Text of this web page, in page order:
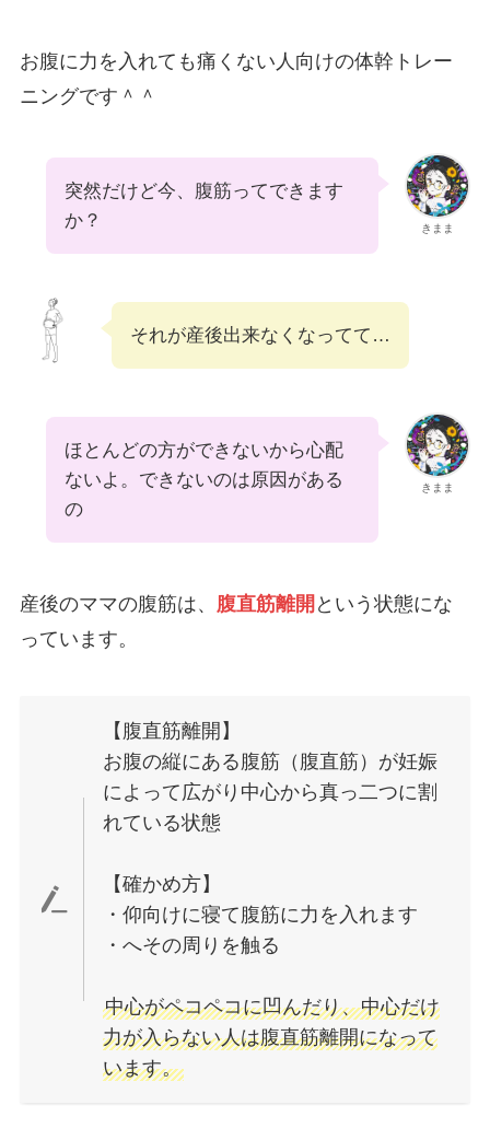
お腹に力を入れても痛くない人向けの体幹トレー
ニングです＾＾
きまま
突然だけど今、腹筋ってできます
か？
それが産後出来なくなってて…
きまま
ほとんどの方ができないから心配
ないよ。できないのは原因がある
の
産後のママの腹筋は、 腹直筋離開 という状態にな
っています。
【腹直筋離開】
お腹の縦にある腹筋（腹直筋）が妊娠
によって広がり中心から真っ二つに割
れている状態
【確かめ方】
・仰向けに寝て腹筋に力を入れます
・へその周りを触る
中心がペコペコに凹んだり、中心だけ
力が入らない人は腹直筋離開になって
います。